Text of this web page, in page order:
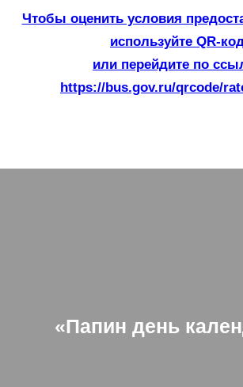
Чтобы оценить условия
используйте QR-
или перейдите по
https://bus.gov.ru/qrcode/
«Папин день